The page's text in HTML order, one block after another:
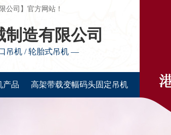
公司】官方网站！
造有限公司
吊机 / 轮胎式吊机 —
产品 高架带载变幅码头固定吊机